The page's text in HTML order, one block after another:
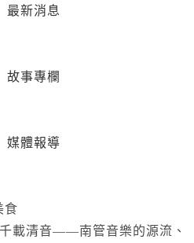
最新消息
故事專欄
媒體報導
食
載清音——南管音樂的源流、